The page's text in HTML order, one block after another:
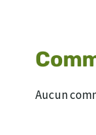
Aucun